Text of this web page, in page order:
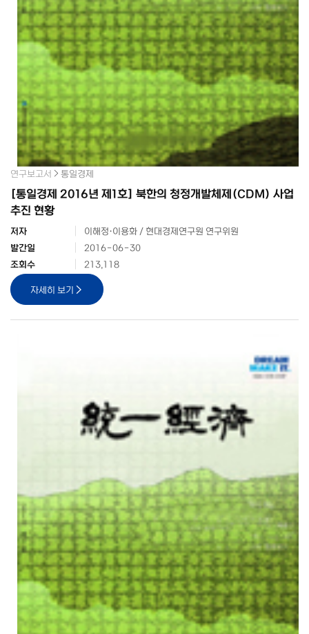
연구보고서 통일경제
[통일경제 2016년 제1호] 북한의 청정개발체제(CDM) 사업
추진 현황
저자
이해정·이용화 / 현대경제연구원 연구위원
발간일
2016-06-30
조회수
213,118
자세히 보기